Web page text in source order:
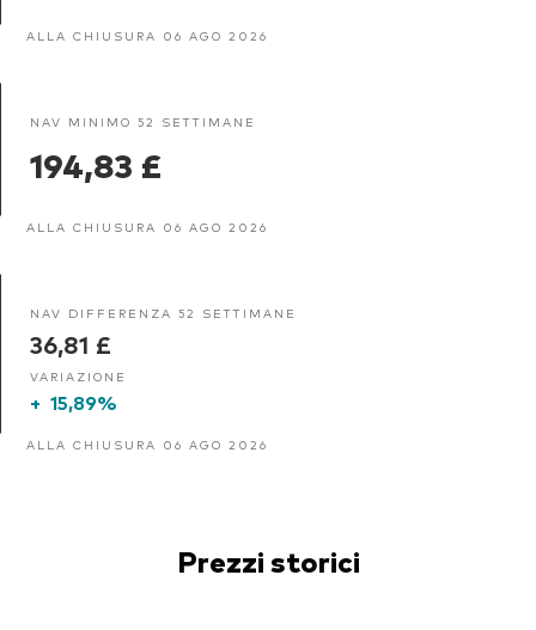
ALLA CHIUSURA 06 AGO 2026
NAV MINIMO 52 SETTIMANE
194,83 £
ALLA CHIUSURA 06 AGO 2026
NAV DIFFERENZA 52 SETTIMANE
36,81 £
VARIAZIONE
+ 15,89%
ALLA CHIUSURA 06 AGO 2026
Prezzi storici